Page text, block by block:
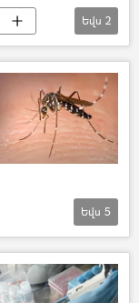
Հիվանդությունների վերահսկման և կանխարգելման ազգային կենտրոն
Եվս 2
Եվս 5